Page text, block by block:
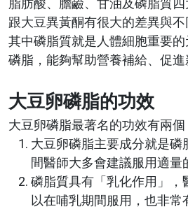
脂肪酸、膽鹼、甘油及磷脂質
跟大豆異黃酮有很大的差異與不
其中磷脂質就是人體細胞重要
磷脂，能夠幫助營養補給、促進
大豆卵磷脂的功效
大豆卵磷脂最著名的功效有兩個
大豆卵磷脂主要成分就是磷
間醫師大多會建議服用適量
磷脂質具有「乳化作用」，
以在哺乳期間服用，也非常